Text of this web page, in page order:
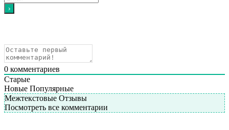
0 комментариев
Старые
Новые Популярные
Межтекстовые Отзывы
Посмотреть все комментарии